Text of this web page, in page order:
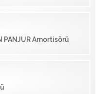
PANJUR Amortisörü